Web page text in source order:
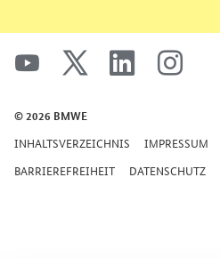
SrOnlyServicemenü
youtube linkedin instagram
© 2026 BMWE
INHALTSVERZEICHNIS IMPRESSUM
BARRIEREFREIHEIT
DATENSCHUTZ